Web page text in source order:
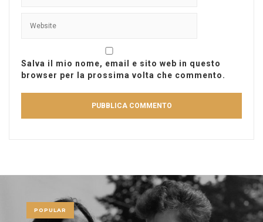
Salva il mio nome, email e sito web in questo
browser per la prossima volta che commento.
POPULAR